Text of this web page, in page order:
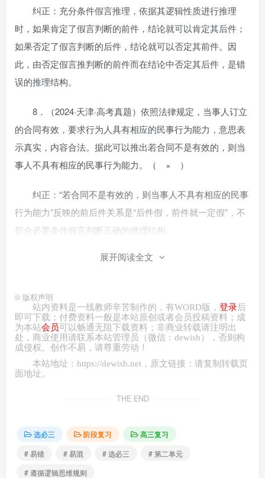
纠正：充分条件假言推理，依据其逻辑性质进行推理
时，如果肯定了假言判断的前件，结论就可以肯定其后件；
如果否定了假言判断的后件，结论就可以否定其前件。因
此，由否定假言推判断的前件而在结论中否定其后件，是错
误的推理结构。
8．（2024·天津·高考真题）依照法律规定，当事人订立
的合同有效，要求行为人具有相应的民事行为能力，意思表
示真实，内容合法。据此可以推出若合同不是有效的，则当
事人不具有相应的民事行为能力。（ × ）
纠正：“若合同不是有效的，则当事人不具有相应的民事
行为能力”反映的前后件关系是“后件假，前件就一定假”，不
符合必要条件假言判断正确的推理结构。
9．（2024·江苏·高考真题）一方危困状态下签订的合同
纠正：属种关系或者种属关系是一个概念的外延包含着
另一个概念的全部外延，外延小的概念为种概念，外延大的
概念为属概念。危困状态下签订的合同不一定是显失公平的
合同，因此，二者之间不是种属关系。
有参赛运动员都能打破个人最好成绩纪录，但所有参赛运动
员都能获得宝贵经验。由此可推断出所有优秀运动员都能获
得宝贵经验。（ × ）
展开阅读全文
© 版权声明
站内资料是一线教师辛苦制作的，有WORD版， 登录后
即可下载；付费资料一般是本站原创或者会员投稿资料；成
为本站会员可以畅通无阻下载资料；非商业转载请注明出
处，商业使用请联系本站管理员（微信： dewish ），否则构
成侵权。创作不易，请尊重劳动！
本站地址： https://dewish.net ，原文链接：请复制转载页
面地址。
THE END
选必三 阶段复习
高三复习
# 易错
# 易混 # 选必三
# 第二单元
# 遵循逻辑思维规则